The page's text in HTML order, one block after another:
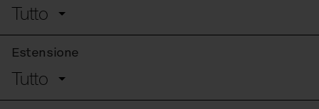
Tutto
Estensione
Tutto